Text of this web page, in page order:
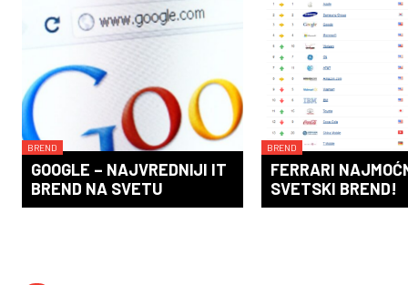
BREND
GOOGLE – NAJVREDNIJI IT
BREND NA SVETU
BREND
FERRARI
SVETSKI BREND!